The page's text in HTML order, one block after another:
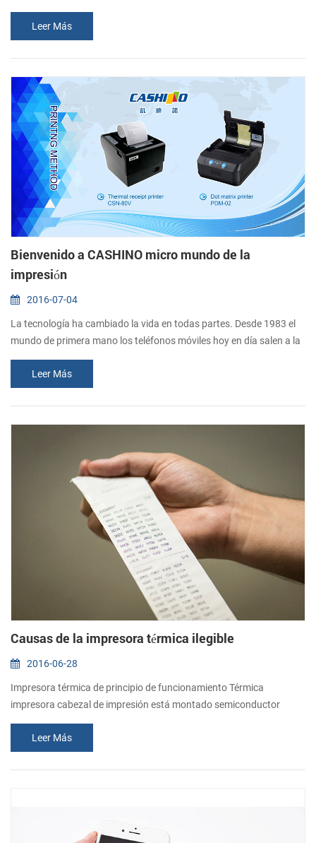
virtud de un comercio de la línea de los patrones de consumo. O2O
modelo de integrar en línea y fuera de línea, los consumidores a
través de la red de bienes o servicios, o para filtrar los pagos por
transacción puede ser rastreado. Con la popularidad de la Internet
móvi...
Leer Más
Bienvenido a CASHINO micro mundo de la
impresión
2016-07-04
La tecnología ha cambiado la vida en todas partes. Desde 1983 el
mundo de primera mano los teléfonos móviles hoy en día salen a la
luz varios modelos de teléfonos móviles, podemos ver que la gente
en la búsqueda de las comunicaciones de alta velocidad, mientras
que también se centra en las el producto en sí traer ligero,
compacto. Ahora, micro-impresora ha sido ampliamente aplicado a
todos los ámb...
Leer Más
Causas de la impresora térmica ilegible
2016-06-28
Impresora térmica de principio de funcionamiento Térmica
impresora cabezal de impresión está montado semiconductor
elemento de calefacción, toque la térmica cabezal de impresión se
calienta y el papel se puede imprimir después de un patrón deseado,
el principio es similar a una térmica de la máquina de fax. La imagen
es generada por calefacción, reacción química que genera en la
Leer Más